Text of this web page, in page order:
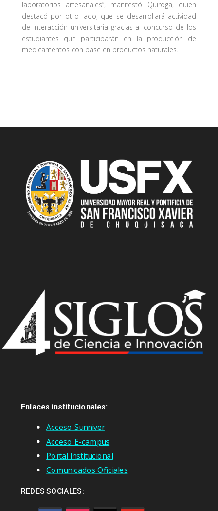
laboratorios artesanales”, manifestó Quiroga, quien
destacó por otro lado, que se desarrollará actividad
de interacción universitaria gracias al concurso de los
estudiantes que participarán en la producción de
medicamentos con base en productos naturales.
Enlaces institucionales:
Acceso Sunniver
Acceso E-campus
Portal Institucional
Comunicados Oficiales
REDES SOCIALES: